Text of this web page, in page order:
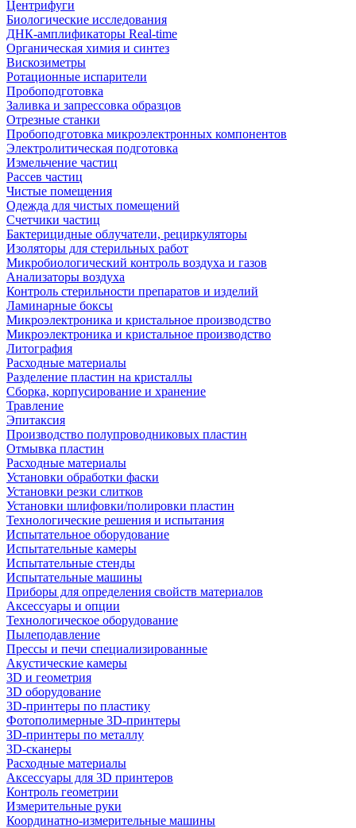
Центрифуги
Биологические исследования
ДНК-амплификаторы Real-time
Органическая химия и синтез
Вискозиметры
Ротационные испарители
Пробоподготовка
Заливка и запрессовка образцов
Отрезные станки
Пробоподготовка микроэлектронных компонентов
Электролитическая подготовка
Измельчение частиц
Рассев частиц
Чистые помещения
Одежда для чистых помещений
Счетчики частиц
Бактерицидные облучатели, рециркуляторы
Изоляторы для стерильных работ
Микробиологический контроль воздуха и газов
Анализаторы воздуха
Контроль стерильности препаратов и изделий
Ламинарные боксы
Микроэлектроника и кристальное производство
Микроэлектроника и кристальное производство
Литография
Расходные материалы
Разделение пластин на кристаллы
Сборка, корпусирование и хранение
Травление
Эпитаксия
Производство полупроводниковых пластин
Отмывка пластин
Расходные материалы
Установки обработки фаски
Установки резки слитков
Установки шлифовки/полировки пластин
Технологические решения и испытания
Испытательное оборудование
Испытательные камеры
Испытательные стенды
Испытательные машины
Приборы для определения свойств материалов
Аксессуары и опции
Технологическое оборудование
Пылеподавление
Прессы и печи специализированные
Акустические камеры
3D и геометрия
3D оборудование
3D-принтеры по пластику
Фотополимерные 3D-принтеры
3D-принтеры по металлу
3D-сканеры
Расходные материалы
Аксессуары для 3D принтеров
Контроль геометрии
Измерительные руки
Координатно-измерительные машины